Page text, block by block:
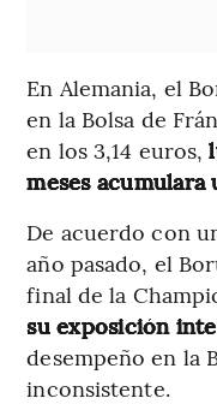
En Alemania, el
en la Bolsa de
en los 3,14 euros,
meses acumulara
De acuerdo con
año pasado, el
final de la
su exposición
desempeño en la
inconsistente.